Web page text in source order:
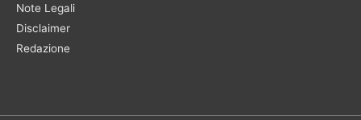
Note Legali
Disclaimer
Redazione